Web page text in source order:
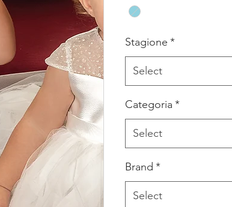
Stagione *
Select
Categoria *
Select
Brand *
Select